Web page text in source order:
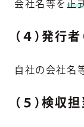
会社名等を 正
（４）発行
自社の会社名
（５）検収